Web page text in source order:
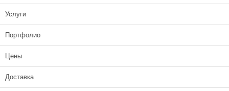
Услуги
Портфолио
Цены
Доставка